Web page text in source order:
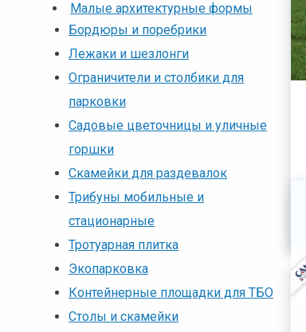
Малые архитектурные формы
Бордюры и поребрики
Лежаки и шезлонги
Ограничители и столбики для
парковки
Садовые цветочницы и уличные
горшки
Скамейки для раздевалок
Трибуны мобильные и
стационарные
Тротуарная плитка
Экопарковка
Контейнерные площадки для ТБО
Столы и скамейки